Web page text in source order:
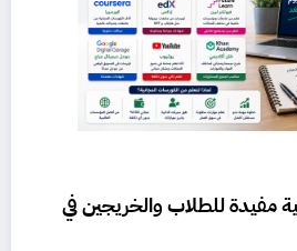
مفيدة للطلاب والخريجين في